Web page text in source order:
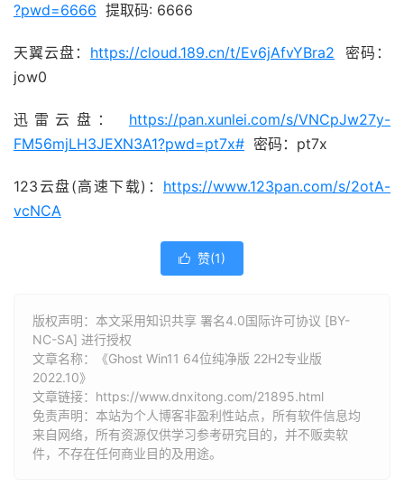
?pwd=6666 提取码: 6666
天翼云盘： https://cloud.189.cn/t/Ev6jAfvYBra2 密码：
jow0
迅雷云盘： https://pan.xunlei.com/s/VNCpJw27y-
FM56mjLH3JEXN3A1?pwd=pt7x# 密码：pt7x
123云盘(高速下载)： https://www.123pan.com/s/2otA-
vcNCA
 赞(1)
版权声明：本文采用知识共享 署名4.0国际许可协议 [BY-
NC-SA] 进行授权
文章名称：《Ghost Win11 64位纯净版 22H2专业版
2022.10》
文章链接： https://www.dnxitong.com/21895.html
免责声明：本站为个人博客非盈利性站点，所有软件信息均
来自网络，所有资源仅供学习参考研究目的，并不贩卖软
件，不存在任何商业目的及用途。